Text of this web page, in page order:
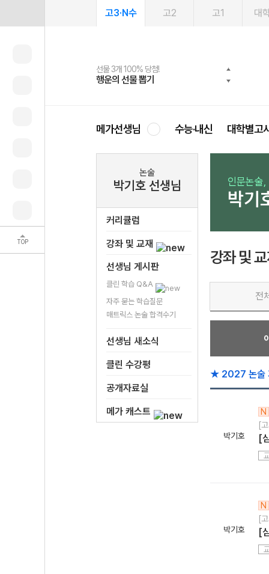
TOP
고3·N수 고2 고1 대
선물 3개 100% 당첨!
행운의 선물 뽑기
선물 100% 증정!
메가스터디 X 올리브
여름방학 스터디 캐시백
메가런 썸머스쿨
2027 러셀 단과
강사 공개선발
스마트러닝앱
설문 EVENT
메가패스
3일 무료 체험권
메가패스 수강생 무료혜택!
메가클럽 멤버십
사회공헌 캠페인
희망이룸 메가나눔
메가선생님 수능·내신 대학별고
논술
박기호 선생님
커리큘럼
강좌 및 교재
선생님 게시판
클린 학습 Q&A
자주 묻는 학습질문
매트릭스 논술 합격수기
선생님 새소식
클린 수강평
공개자료실
메가 캐스트
인문논술
박기
강좌 및
전
★ 2027 논술
박기호
N
[
[
박기호
N
[
[